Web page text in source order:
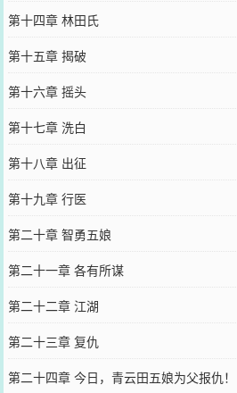
第十四章 林田氏
第十五章 揭破
第十六章 摇头
第十七章 洗白
第十八章 出征
第十九章 行医
第二十章 智勇五娘
第二十一章 各有所谋
第二十二章 江湖
第二十三章 复仇
第二十四章 今日，青云田五娘为父报仇！